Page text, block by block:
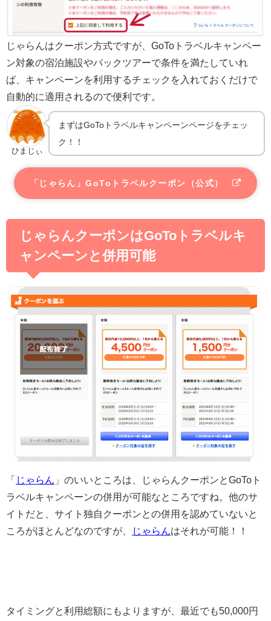
じゃらんはクーポン方式ですが、GoToトラベルキャンペー
ン対象の宿泊施設やパックツアーで条件を満たしていれ
ば、キャンペーンを利用するチェックを入れておくだけで
自動的に適用されるので便利です。
ひまじぃ
まずはGoToトラベルキャンペーンページをチェッ
ク！！
「じゃらん」GoToトラベルクーポン（公式）
じゃらんクーポンはGoToトラベルキ
ャンペーンと併用可能
「 じゃらん
」のいいところは、じゃらんクーポンとGoToト
ラベルキャンペーンの併用が可能なところですね。他のサ
イトだと、サイト独自クーポンとの併用を認めていないと
ころがほとんどなのですが、
じゃらん はそれが可能！！
タイミングと利用総額にもよりますが、最近でも50,000円